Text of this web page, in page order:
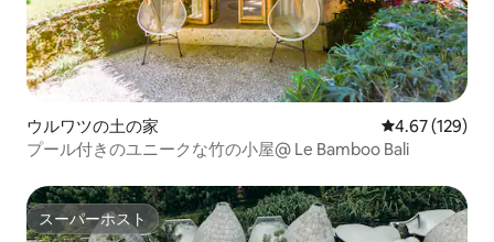
ウルワツの土の家 レビュー129
4.67 (129)
プール付きのユニークな竹の小屋@ Le Bamboo Bali
スーパーホスト
スーパーホスト